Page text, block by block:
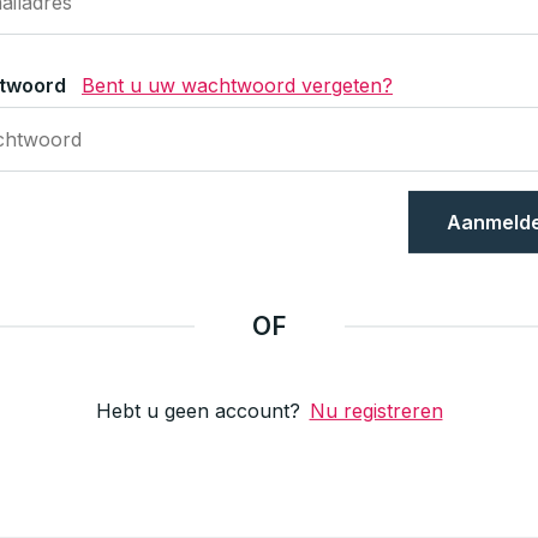
Bent u uw wachtwoord vergeten?
OF
Hebt u geen account? Nu registreren